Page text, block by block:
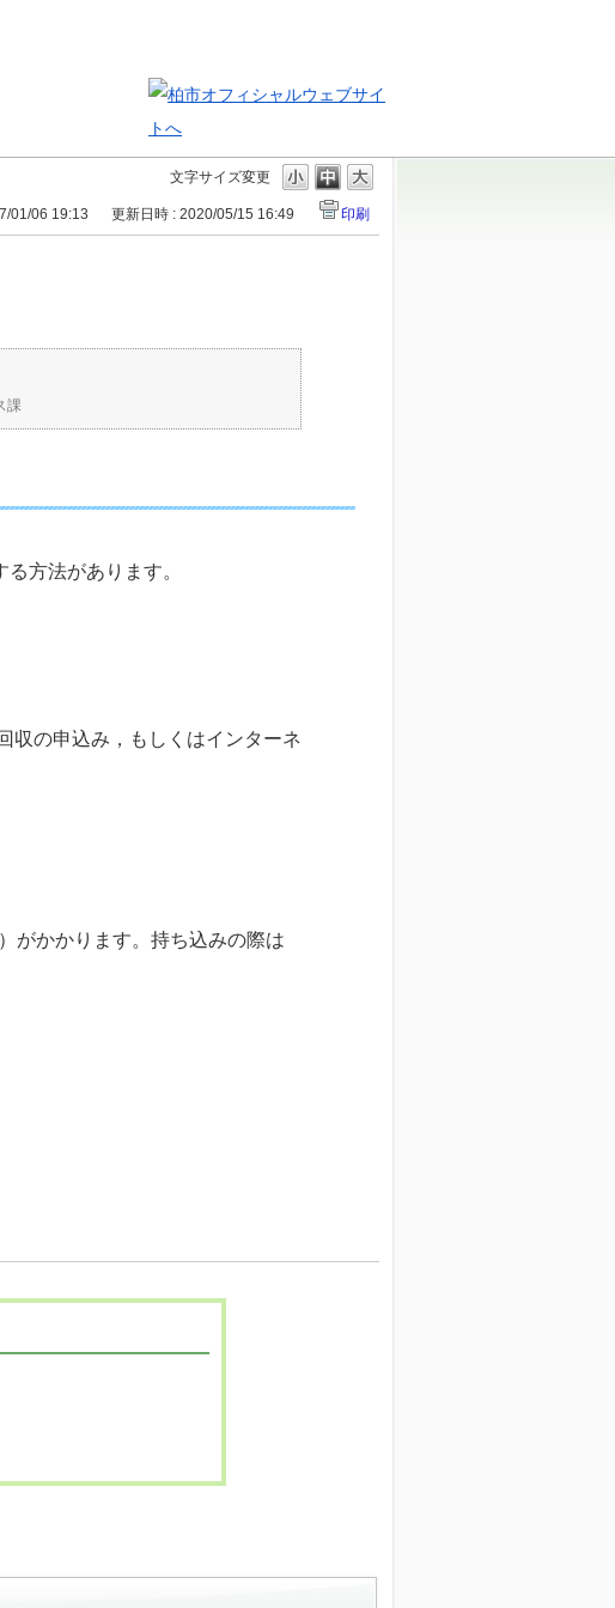
文字サイズ変更
01/06 19:13 更新日時 : 2020/05/15 16:49 印刷
課
方法があります。
収の申込み，もしくはインターネ
がかかります。持ち込みの際は